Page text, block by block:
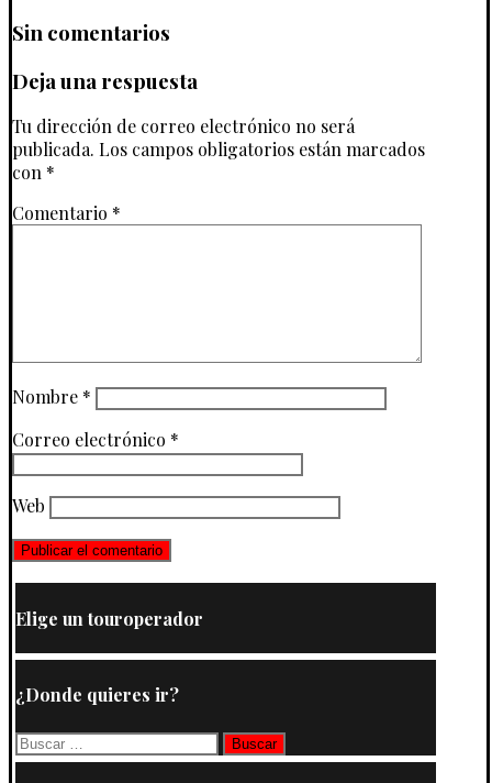
Sin comentarios
Deja una respuesta
Tu dirección de correo electrónico no será
publicada. Los campos obligatorios están marcados
con *
Comentario *
Nombre *
Correo electrónico *
Web
Elige un touroperador
¿Donde quieres ir?
Buscar: